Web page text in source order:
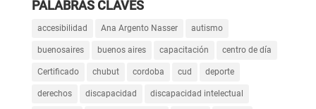
PALABRAS CLAVES
accesibilidad Ana Argento Nasser autismo
buenosaires buenos aires capacitación centro de día
Certificado chubut cordoba cud deporte
derechos discapacidad discapacidad intelectual